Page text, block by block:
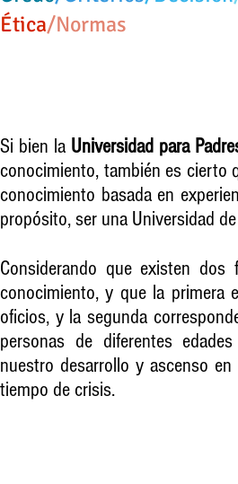
Ética​/Normas​
Si bien la Universidad para
conocimiento, también es cierto
conocimiento basada en
propósito, ser una Universidad
Considerando que existen
conocimiento, y que la primera
oficios, y la segunda
personas de diferentes
nuestro desarrollo y ascenso
tiempo de crisis.